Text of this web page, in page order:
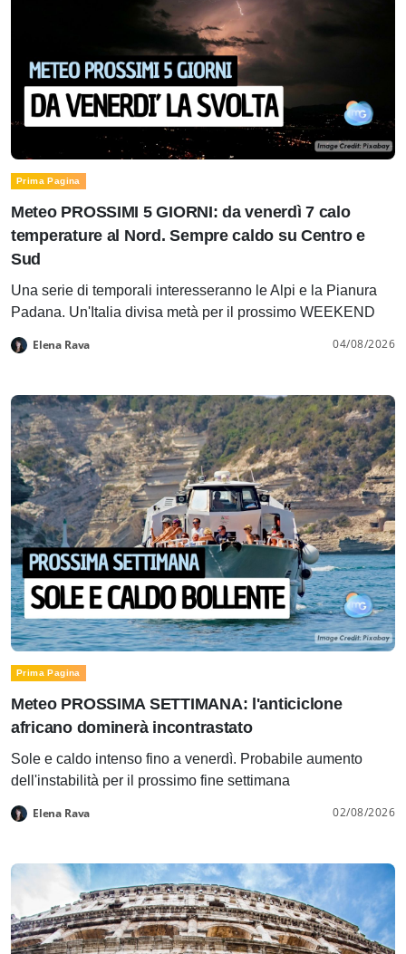
Prima Pagina
Meteo PROSSIMI 5 GIORNI: da venerdì 7 calo
temperature al Nord. Sempre caldo su Centro e
Sud
Una serie di temporali interesseranno le Alpi e la Pianura
Padana. Un'Italia divisa metà per il prossimo WEEKEND
Elena Rava 04/08/2026
Prima Pagina
Meteo PROSSIMA SETTIMANA: l'anticiclone
africano dominerà incontrastato
Sole e caldo intenso fino a venerdì. Probabile aumento
dell'instabilità per il prossimo fine settimana
Elena Rava 02/08/2026